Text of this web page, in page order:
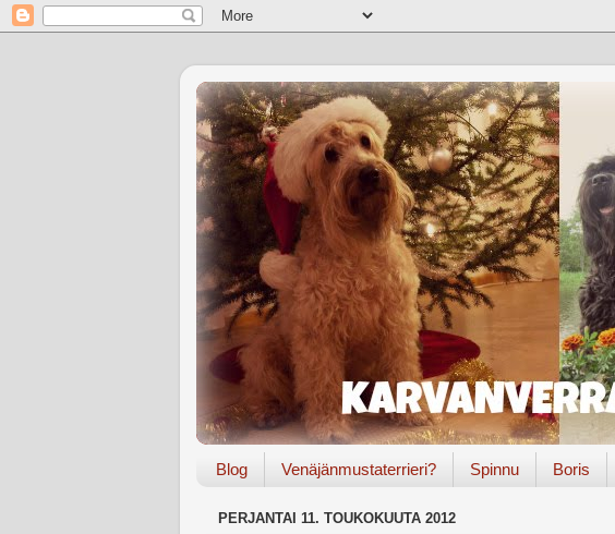
Blog Venäjänmustaterrieri? Spinnu Boris
PERJANTAI 11. TOUKOKUUTA 2012